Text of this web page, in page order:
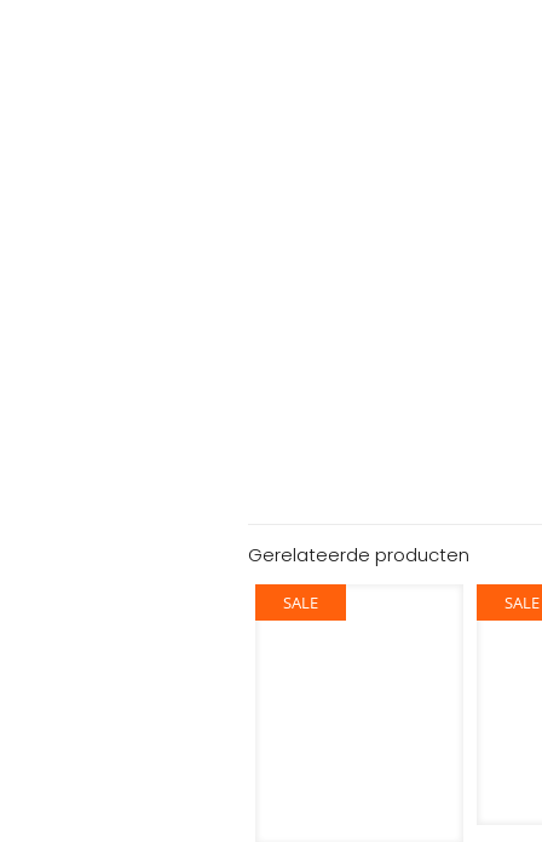
Gerelateerde producten
SALE SALE